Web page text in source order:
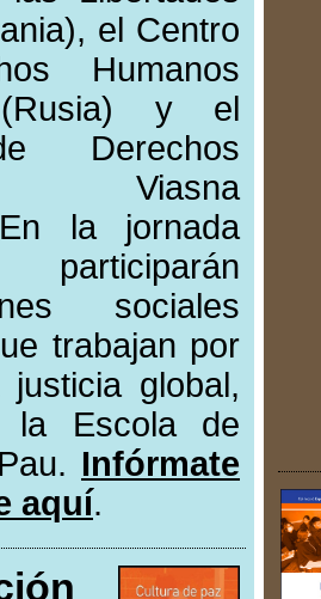
el Centro
Humanos
(Rusia) y el
Derechos
Viasna
la jornada
sociales
trabajan por
global,
la Escola de
Infórmate
aquí.